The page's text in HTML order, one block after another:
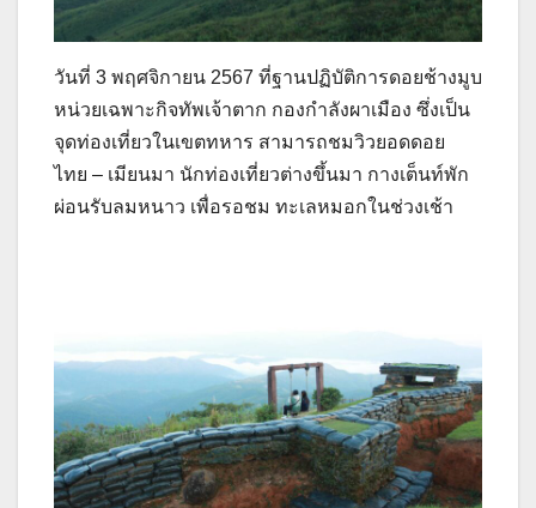
วันที่ 3 พฤศจิกายน 2567 ที่ฐานปฏิบัติการดอยช้างมูบ
หน่วยเฉพาะกิจทัพเจ้าตาก กองกำลังผาเมือง ซึ่งเป็น
จุดท่องเที่ยวในเขตทหาร สามารถชมวิวยอดดอย
ไทย – เมียนมา นักท่องเที่ยวต่างขึ้นมา กางเต็นท์พัก
ผ่อนรับลมหนาว เพื่อรอชม ทะเลหมอกในช่วงเช้า